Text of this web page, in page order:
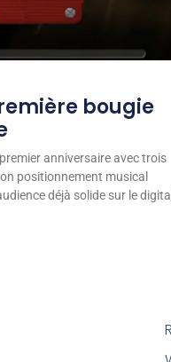
bougie
anniversaire avec trois
positionnement musical
déjà solide sur le